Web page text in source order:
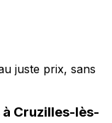
juste prix, sans
Cruzilles-lès-